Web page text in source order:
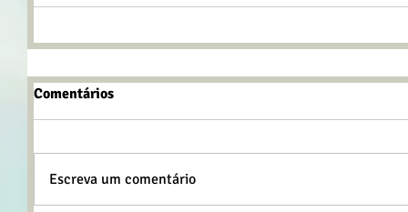
Comentários
Escreva um comentário